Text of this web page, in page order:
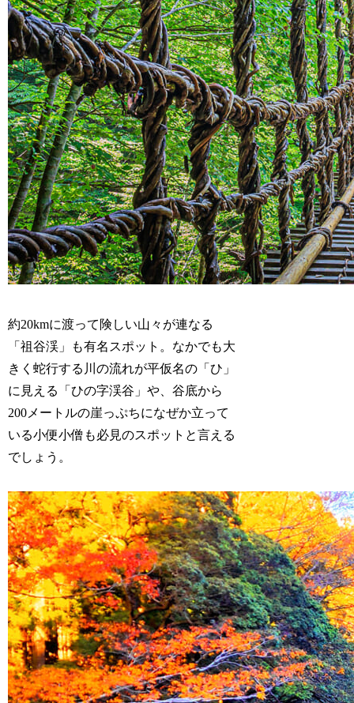
約20kmに渡って険しい山々が連なる
「祖谷渓」も有名スポット。なかでも大
きく蛇行する川の流れが平仮名の「ひ」
に見える「ひの字渓谷」や、谷底から
200メートルの崖っぷちになぜか立って
いる小便小僧も必見のスポットと言える
でしょう。